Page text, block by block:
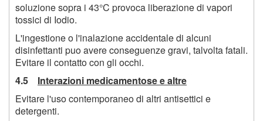
soluzione sopra i 43°C provoca liberazione di vapori
tossici di Iodio.
L'ingestione o l'inalazione accidentale di alcuni
disinfettanti puo avere conseguenze gravi, talvolta fatali.
Evitare il contatto con gli occhi.
4.5 Interazioni medicamentose e altre
Evitare l'uso contemporaneo di altri antisettici e
detergenti.